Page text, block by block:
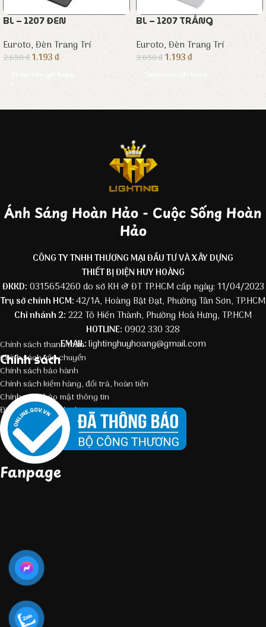
BL – 1207 ĐEN
Euroto,Đèn Trang Trí
2.650₫1.193₫
Thêm vào giỏ hàng
BL – 1207 TRẮNG
Euroto,Đèn Trang Trí
2.650₫1.193₫
Thêm vào giỏ hàng
Ánh Sáng Hoàn Hảo - Cuộc Sống Hoàn
Hảo
CÔNG TY TNHH THƯƠNG MẠI ĐẦU TƯ VÀ XÂY DỰNG
THIẾT BỊ ĐIỆN HUY HOÀNG
ĐKKD: 0315654260 do sở KH & ĐT TP.HCM cấp ngày: 11/04/2023
Trụ sở chính HCM:42/1A, Hoàng Bật Đạt, Phường Tân Sơn, TP.HCM
Chi nhánh 2: 222 Tô Hiến Thành, Phường Hoà Hưng, TP.HCM
HOTLINE: 0902 330 328
EMAIL:lightinghuyhoang@gmail.com
Chính sách
Chính sách thanh toán
Chính sách vận chuyển
Chính sách bảo hành
Chính sách kiểm hàng, đổi trả, hoàn tiền
Chính sách bảo mật thông tin
Điều kiện giao dịch chung
Fanpage